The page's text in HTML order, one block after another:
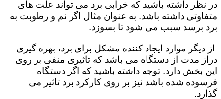
در نظر داشته باشید که خرابی برد می تواند علت های
متفاوتی داشته باشد. به عنوان مثال اگر نم و رطوبت به
برد برسد سبب می شود تا بسوزد.
از دیگر موارد ایجاد کننده مشکل برای برد، بهره گیری
دراز مدت از دستگاه می باشد که تاثیری منفی بر روی
این بخش دارد. توجه داشته باشید که اگر دستگاه
فرسوده شده باشد نیز بر روی کارکرد برد تاثیر می
گذارد.